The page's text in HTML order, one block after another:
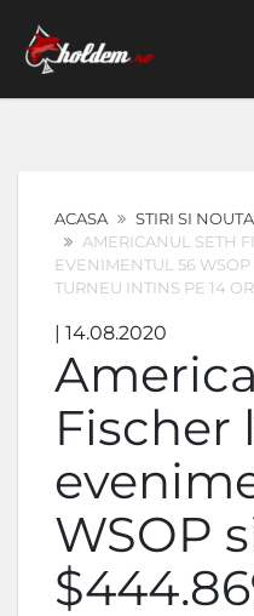
ACASA STIRI SI
AMERICANUL SETH
EVENIMENTUL 56
TURNEU INTINS PE 14
| 14.08.2020
Fischer
WSOP